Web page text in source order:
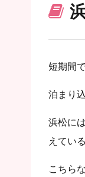
短期間
泊まり
浜松に
えてい
こちら